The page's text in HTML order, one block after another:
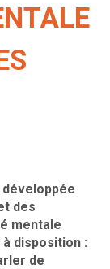
développée
des
mentale
à disposition :
de